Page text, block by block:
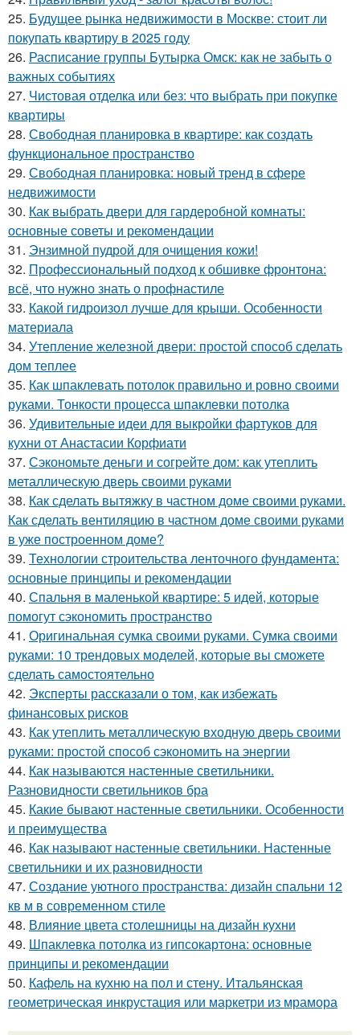
25. Будущее рынка недвижимости в Москве: стоит ли
покупать квартиру в 2025 году
26. Расписание группы Бутырка Омск: как не забыть о
важных событиях
27. Чистовая отделка или без: что выбрать при покупке
квартиры
28. Свободная планировка в квартире: как создать
функциональное пространство
29. Свободная планировка: новый тренд в сфере
недвижимости
30. Как выбрать двери для гардеробной комнаты:
основные советы и рекомендации
31. Энзимной пудрой для очищения кожи!
32. Профессиональный подход к обшивке фронтона:
всё, что нужно знать о профнастиле
33. Какой гидроизол лучше для крыши. Особенности
материала
34. Утепление железной двери: простой способ сделать
дом теплее
35. Как шпаклевать потолок правильно и ровно своими
руками. Тонкости процесса шпаклевки потолка
36. Удивительные идеи для выкройки фартуков для
кухни от Анастасии Корфиати
37. Сэкономьте деньги и согрейте дом: как утеплить
металлическую дверь своими руками
38. Как сделать вытяжку в частном доме своими руками.
Как сделать вентиляцию в частном доме своими руками
в уже построенном доме?
39. Технологии строительства ленточного фундамента:
основные принципы и рекомендации
40. Спальня в маленькой квартире: 5 идей, которые
помогут сэкономить пространство
41. Оригинальная сумка своими руками. Сумка своими
руками: 10 трендовых моделей, которые вы сможете
сделать самостоятельно
42. Эксперты рассказали о том, как избежать
финансовых рисков
43. Как утеплить металлическую входную дверь своими
руками: простой способ сэкономить на энергии
44. Как называются настенные светильники.
Разновидности светильников бра
45. Какие бывают настенные светильники. Особенности
и преимущества
46. Как называют настенные светильники. Настенные
светильники и их разновидности
47. Создание уютного пространства: дизайн спальни 12
кв м в современном стиле
48. Влияние цвета столешницы на дизайн кухни
49. Шпаклевка потолка из гипсокартона: основные
принципы и рекомендации
50. Кафель на кухню на пол и стену. Итальянская
геометрическая инкрустация или маркетри из мрамора